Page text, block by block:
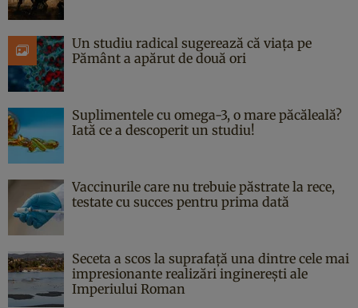
Un studiu radical sugerează că viața pe
Pământ a apărut de două ori
Suplimentele cu omega-3, o mare păcăleală?
Iată ce a descoperit un studiu!
Vaccinurile care nu trebuie păstrate la rece,
testate cu succes pentru prima dată
Seceta a scos la suprafață una dintre cele mai
impresionante realizări inginerești ale
Imperiului Roman